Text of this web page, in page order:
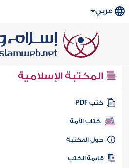
عربي
المكتبة الإسلامية
كتب PDF
كتاب الأمة
المكتبة